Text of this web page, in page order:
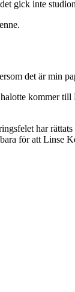
gick inte
det är min
kommer
har
för att Linse